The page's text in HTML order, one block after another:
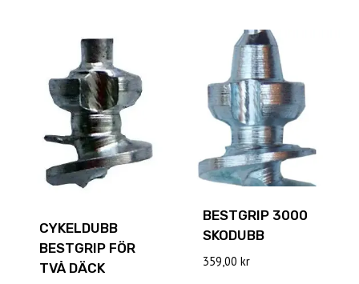
var:
299,00 kr.
priset
var:
450,00 kr.
CYKELDUBB
BESTGRIP FÖR
TVÅ DÄCK
BESTGRIP 3000
SKODUBB
359,00 kr